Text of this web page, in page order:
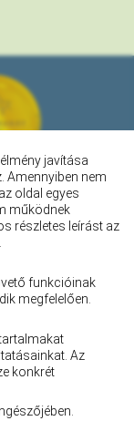
javítása
Amennyiben nem
oldal egyes
működnek
részletes leírást az
funkcióinak
megfelelően.
Az
konkrét